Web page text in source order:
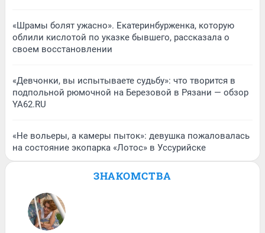
«Шрамы болят ужасно». Екатеринбурженка, которую
облили кислотой по указке бывшего, рассказала о
своем восстановлении
«Девчонки, вы испытываете судьбу»: что творится в
подпольной рюмочной на Березовой в Рязани — обзор
YA62.RU
«Не вольеры, а камеры пыток»: девушка пожаловалась
на состояние экопарка «Лотос» в Уссурийске
ЗНАКОМСТВА